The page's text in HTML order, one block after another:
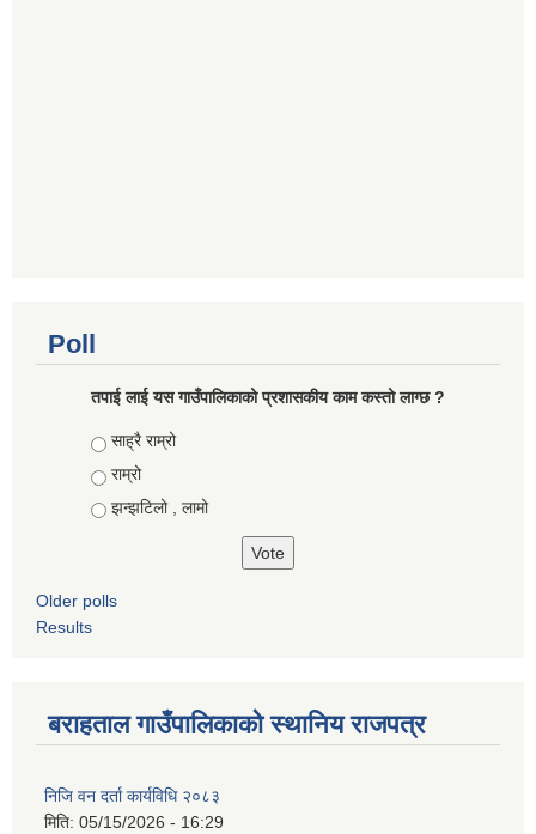
Poll
तपाई लाई यस गाउँपालिकाको प्रशासकीय काम कस्तो लाग्छ ?
Choices
साह्रै राम्रो
राम्रो
झन्झटिलो , लामो
Older polls
Results
बराहताल गाउँपालिकाको स्थानिय राजपत्र
निजि वन दर्ता कार्यविधि २०८३
मिति: 05/15/2026 - 16:29